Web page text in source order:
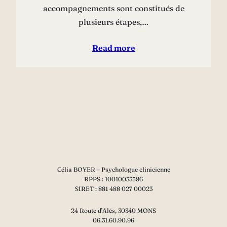
accompagnements sont constitués de
plusieurs étapes,…
Read more
Célia BOYER – Psychologue clinicienne
RPPS : 10010033586
SIRET : 881 488 027 00023
24 Route d’Alès, 30340 MONS
06.31.60.90.96